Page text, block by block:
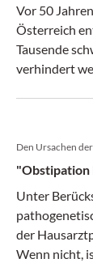
Vor 50
Österreich
Tausende
verhindert
Den Ursachen
"Obstipation
Unter
der
Wenn nicht,